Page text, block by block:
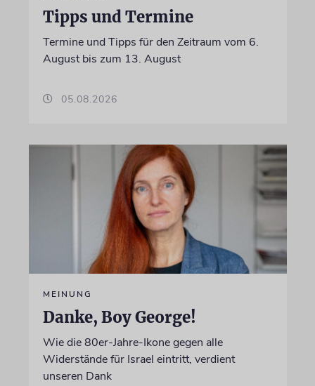
Tipps und Termine
Termine und Tipps für den Zeitraum vom 6.
August bis zum 13. August
05.08.2026
MEINUNG
Danke, Boy George!
Wie die 80er-Jahre-Ikone gegen alle
Widerstände für Israel eintritt, verdient
unseren Dank